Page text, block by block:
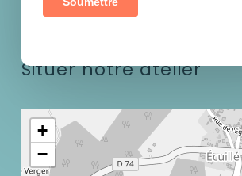
Situer notre atelier
+
−